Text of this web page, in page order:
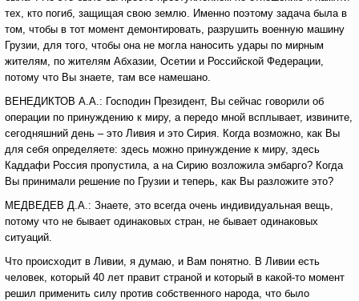
тех, кто погиб, защищая свою землю. Именно поэтому задача была в
том, чтобы в тот момент демонтировать, разрушить военную машину
Грузии, для того, чтобы она не могла наносить удары по мирным
жителям, по жителям Абхазии, Осетии и Российской Федерации,
потому что Вы знаете, там все намешано.
ВЕНЕДИКТОВ А.А.: Господин Президент, Вы сейчас говорили об
операции по принуждению к миру, а передо мной всплывает, извините,
сегодняшний день – это Ливия и это Сирия. Когда возможно, как Вы
для себя определяете: здесь можно принуждение к миру, здесь
Каддафи Россия пропустила, а на Сирию возложила эмбарго? Когда
Вы принимали решение по Грузии и теперь, как Вы разложите это?
МЕДВЕДЕВ Д.А.: Знаете, это всегда очень индивидуальная вещь,
потому что не бывает одинаковых стран, не бывает одинаковых
ситуаций.
Что происходит в Ливии, я думаю, и Вам понятно. В Ливии есть
человек, который 40 лет правит страной и который в какой-то момент
решил применить силу против собственного народа, что было